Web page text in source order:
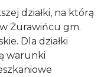
działki, na którą
Żurawińcu gm.
Dla działki
warunki